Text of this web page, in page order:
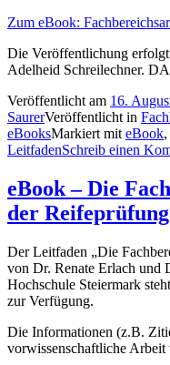
Zum eBook:
Die Veröffentlichung
Adelheid Schreilechner.
Veröffentlicht am 16.
SaurerVeröffentlicht in
eBooksMarkiert mit eBook,
LeitfadenSchreib einen
eBook – Die
der Reifeprüfung
Der Leitfaden „Die
von Dr. Renate Erlach und
Hochschule Steiermark
zur Verfügung.
Die Informationen (z.B.
vorwissenschaftliche